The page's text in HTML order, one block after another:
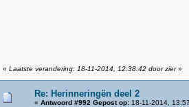
« Laatste verandering: 18-11-2014, 12:38:42 door zier»
Re: Herinneringën deel 2
« Antwoord #992 Gepost op: 18-11-2014,